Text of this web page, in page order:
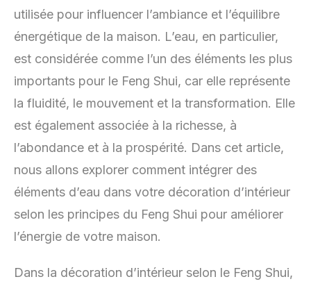
utilisée pour influencer l’ambiance et l’équilibre
énergétique de la maison. L’eau, en particulier,
est considérée comme l’un des éléments les plus
importants pour le Feng Shui, car elle représente
la fluidité, le mouvement et la transformation. Elle
est également associée à la richesse, à
l’abondance et à la prospérité. Dans cet article,
nous allons explorer comment intégrer des
éléments d’eau dans votre décoration d’intérieur
selon les principes du Feng Shui pour améliorer
l’énergie de votre maison.
Dans la décoration d’intérieur selon le Feng Shui,